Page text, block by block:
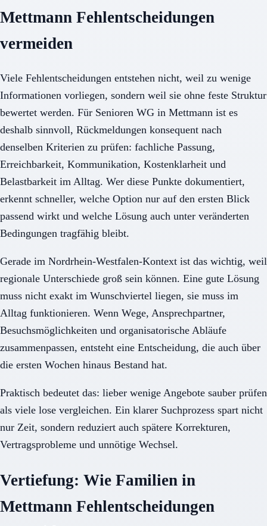
Mettmann Fehlentscheidungen
vermeiden
Viele Fehlentscheidungen entstehen nicht, weil zu wenige
Informationen vorliegen, sondern weil sie ohne feste Struktur
bewertet werden. Für Senioren WG in Mettmann ist es
deshalb sinnvoll, Rückmeldungen konsequent nach
denselben Kriterien zu prüfen: fachliche Passung,
Erreichbarkeit, Kommunikation, Kostenklarheit und
Belastbarkeit im Alltag. Wer diese Punkte dokumentiert,
erkennt schneller, welche Option nur auf den ersten Blick
passend wirkt und welche Lösung auch unter veränderten
Bedingungen tragfähig bleibt.
Gerade im Nordrhein-Westfalen-Kontext ist das wichtig, weil
regionale Unterschiede groß sein können. Eine gute Lösung
muss nicht exakt im Wunschviertel liegen, sie muss im
Alltag funktionieren. Wenn Wege, Ansprechpartner,
Besuchsmöglichkeiten und organisatorische Abläufe
zusammenpassen, entsteht eine Entscheidung, die auch über
die ersten Wochen hinaus Bestand hat.
Praktisch bedeutet das: lieber wenige Angebote sauber prüfen
als viele lose vergleichen. Ein klarer Suchprozess spart nicht
nur Zeit, sondern reduziert auch spätere Korrekturen,
Vertragsprobleme und unnötige Wechsel.
Vertiefung: Wie Familien in
Mettmann Fehlentscheidungen